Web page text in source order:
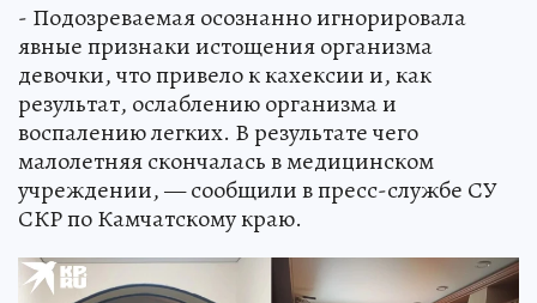
- Подозреваемая осознанно игнорировала
явные признаки истощения организма
девочки, что привело к кахексии и, как
результат, ослаблению организма и
воспалению легких. В результате чего
малолетняя скончалась в медицинском
учреждении, — сообщили в пресс-службе СУ
СКР по Камчатскому краю.